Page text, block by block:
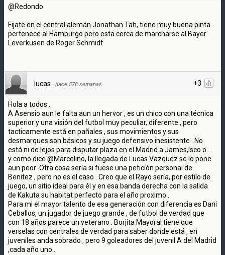
@Redondo
Fijate en el central alemán Jonathan Tah, tiene muy buena pinta
pertenece al Hamburgo pero esta cerca de marcharse al Bayer
Leverkusen de Roger Schmidt
+3
lucas · hace 578 semanas
Hola a todos .
A Asensio aun le falta aun un hervor , es un chico con una técnica
superior y una visión del futbol muy peculiar, diferente , pero
tacticamente está en pañales , sus movimientos y sus
desmarques son básicos y su juego defensivo inesistente . No
está ni de lejos para disputar plaza en el Madrid a James,Isco o ...
y como dice @Marcelino, la llegada de Lucas Vazquez se lo pone
aun peor .Otra cosa sería si fuese una petición personal de
Benitez , pero no es el caso . Creo que el Rayo sería, por estilo de
juego, un sitio ideal para él y en esa banda derecha con la salida
de Kakuta su habitat perfecto para el año proximo .
Para mi el mayor talento de esa generación con diferencia es Dani
Ceballos, un jugador de juego grande , de futbol de verdad que
con 18 años parece un veterano . Borjita Mayoral tiene que
verselas con centrales de verdad para saber donde está , en
juveniles anda sobrado , pero 9 goleadores del juvenil A del Madrid
,cada año uno .